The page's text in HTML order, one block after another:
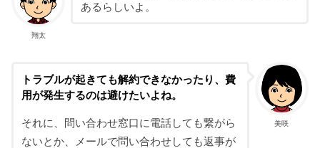
翔太
あるらしいよ。
美咲
トラブルが起きても解約できなかったり、費
用が発生するのは避けたいよね。
それに、問い合わせ窓口に電話しても繋がら
ないとか、メールで問い合わせしても返事が